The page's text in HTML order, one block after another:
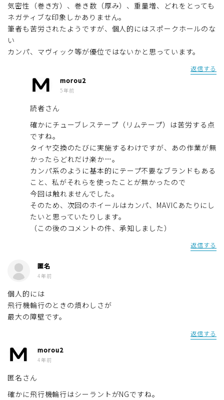
気密性（巻き方）、巻き数（厚み）、重量増、どれをとっても
ネガティブな印象しかありません。
筆者も苦労されたようですが、個人的にはスポークホールのな
い
カンパ、マヴィック等が優位ではないかと思っています。
返信する
morou2
5年前
読者さん
確かにチューブレステープ（リムテープ）は苦労する点
ですね。
タイヤ交換のたびに実施するわけですが、あの作業が無
かったらどれだけ楽か…。
カンパ系のように基本的にテープ不要なブランドもある
こと、私がそれらを使ったことが無かったので
今回は触れませんでした。
そのため、次回のホイールはカンパ、MAVICあたりにし
たいと思っていたりします。
（この後のコメントの件、承知しました）
返信する
匿名
4年前
個人的には
飛行機輪行のときの煩わしさが
最大の障壁です。
返信する
morou2
4年前
匿名さん
確かに飛行機輪行はシーラントがNGですね。